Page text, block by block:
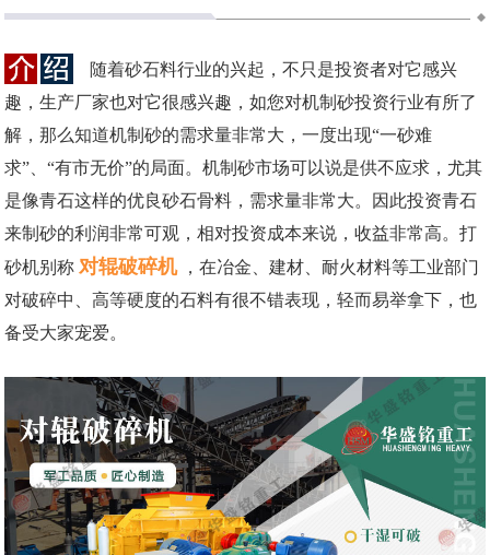
随着砂石料行业的兴起，不只是投资者对它感兴
趣，生产厂家也对它很感兴趣，如您对机制砂投资行业有所了
解，那么知道机制砂的需求量非常大，一度出现“一砂难
求”、“有市无价”的局面。机制砂市场可以说是供不应求，尤其
是像青石这样的优良砂石骨料，需求量非常大。因此投资青石
来制砂的利润非常可观，相对投资成本来说，收益非常高。打
砂机别称 对辊破碎机
，在冶金、建材、耐火材料等工业部门
对破碎中、高等硬度的石料有很不错表现，轻而易举拿下，也
备受大家宠爱。